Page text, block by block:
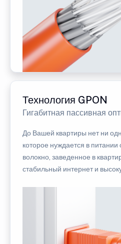
Технология GPON
Гигабитная пассивная
До Вашей квартиры нет ни
которое нуждается в питании
волокно, заведенное в
стабильный интернет и